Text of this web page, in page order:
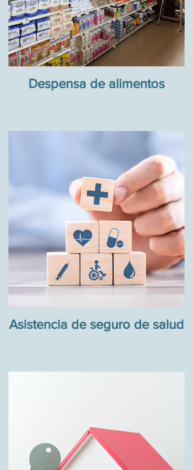
Despensa de alimentos
Asistencia de seguro de salud